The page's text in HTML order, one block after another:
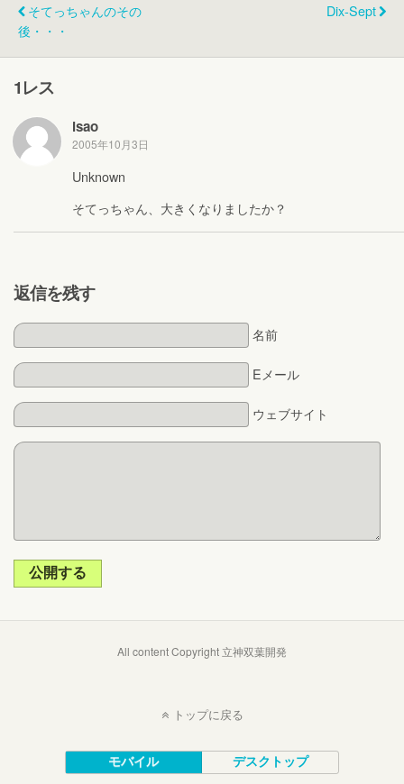
そてっちゃんのその
後・・・
Dix-Sept
1レス
isao
2005年10月3日
Unknown
そてっちゃん、大きくなりましたか？
返信を残す
名前
Eメール
ウェブサイト
公開する
All content Copyright 立神双葉開発
トップに戻る
モバイル デスクトップ